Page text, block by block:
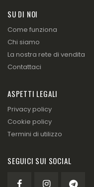
SU DI NOI
Come funziona
Chi siamo
La nostra rete di vendita
Contattaci
ASPETTI LEGALI
Privacy policy
Cookie policy
Termini di utilizzo
SEGUICI SUI SOCIAL